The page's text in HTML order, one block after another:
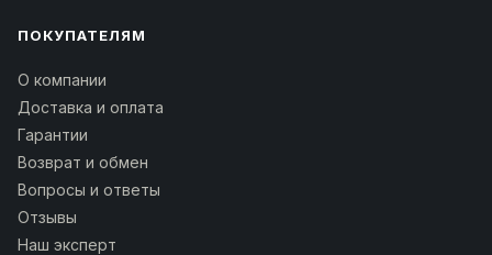
ПОКУПАТЕЛЯМ
О компании
Доставка и оплата
Гарантии
Возврат и обмен
Вопросы и ответы
Отзывы
Наш эксперт